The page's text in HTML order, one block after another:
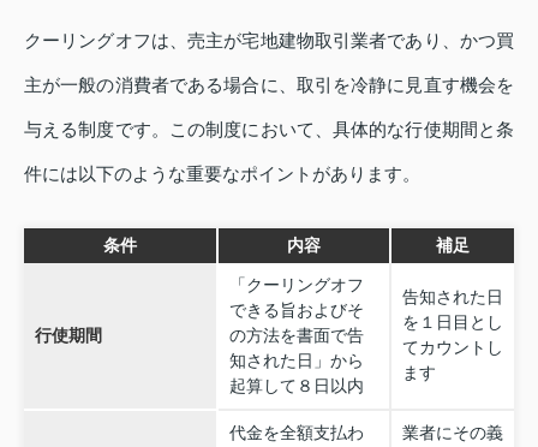
クーリングオフは、売主が宅地建物取引業者であり、かつ買
主が一般の消費者である場合に、取引を冷静に見直す機会を
与える制度です。この制度において、具体的な行使期間と条
件には以下のような重要なポイントがあります。
条件 内容 補足
行使期間
「クーリングオフ
できる旨およびそ
の方法を書面で告
知された日」から
起算して８日以内
告知された日
を１日目とし
てカウントし
ます
代金を全額支払わ
業者にその義